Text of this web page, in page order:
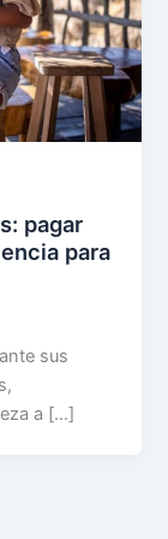
pagar
para
sus
a […]